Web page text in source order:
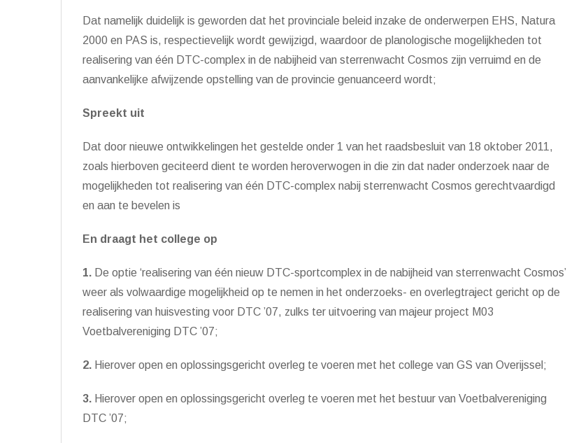
Dat namelijk duidelijk is geworden dat het provinciale beleid inzake de onderwerpen EHS, Natura
2000 en PAS is, respectievelijk wordt gewijzigd, waardoor de planologische mogelijkheden tot
realisering van één DTC-complex in de nabijheid van sterrenwacht Cosmos zijn verruimd en de
aanvankelijke afwijzende opstelling van de provincie genuanceerd wordt;
Spreekt uit
Dat door nieuwe ontwikkelingen het gestelde onder 1 van het raadsbesluit van 18 oktober 2011,
zoals hierboven geciteerd dient te worden heroverwogen in die zin dat nader onderzoek naar de
mogelijkheden tot realisering van één DTC-complex nabij sterrenwacht Cosmos gerechtvaardigd
en aan te bevelen is
En draagt het college op
1. De optie ‘realisering van één nieuw DTC-sportcomplex in de nabijheid van sterrenwacht Cosmos’
weer als volwaardige mogelijkheid op te nemen in het onderzoeks- en overlegtraject gericht op de
realisering van huisvesting voor DTC ’07, zulks ter uitvoering van majeur project M03
Voetbalvereniging DTC ’07;
2. Hierover open en oplossingsgericht overleg te voeren met het college van GS van Overijssel;
3. Hierover open en oplossingsgericht overleg te voeren met het bestuur van Voetbalvereniging
DTC ’07;